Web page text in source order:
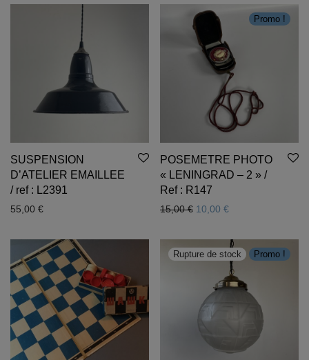
SUSPENSION
D’ATELIER EMAILLEE
/ ref : L2391
55,00 €
Promo !
POSEMETRE PHOTO
« LENINGRAD – 2 » /
Ref : R147
15,00€ Le prix initial était : 15,00
10,00 €
Promo !